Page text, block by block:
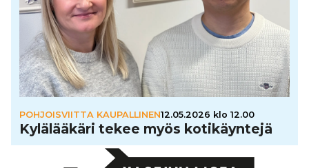
POHJOISVIITTA KAUPALLINEN12.05.2026 klo 12.00
Kylä­lää­käri tekee myös koti­käyn­tejä